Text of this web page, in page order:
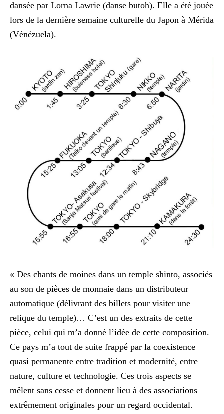
dansée par Lorna Lawrie (danse butoh). Elle a été jouée
lors de la dernière semaine culturelle du Japon à Mérida
(Vénézuela).
« Des chants de moines dans un temple shinto, associés
au son de pièces de monnaie dans un distributeur
automatique (délivrant des billets pour visiter une
relique du temple)… C’est un des extraits de cette
pièce, celui qui m’a donné l’idée de cette composition.
Ce pays m’a tout de suite frappé par la coexistence
quasi permanente entre tradition et modernité, entre
nature, culture et technologie. Ces trois aspects se
mêlent sans cesse et donnent lieu à des associations
extrêmement originales pour un regard occidental.